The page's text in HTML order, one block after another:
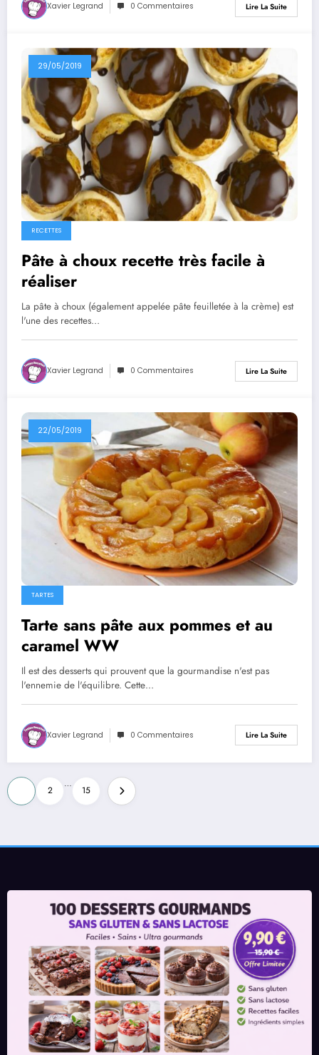
Xavier Legrand 0 Commentaires Lire La Suite
29/05/2019
RECETTES
Pâte à choux recette très facile à
réaliser
La pâte à choux (également appelée pâte feuilletée à la crème) est
l'une des recettes…
Xavier Legrand 0 Commentaires Lire La Suite
22/05/2019
TARTES
Tarte sans pâte aux pommes et au
caramel WW
Il est des desserts qui prouvent que la gourmandise n'est pas
l'ennemie de l'équilibre. Cette…
Xavier Legrand 0 Commentaires Lire La Suite
Pagination
des
2
…
15